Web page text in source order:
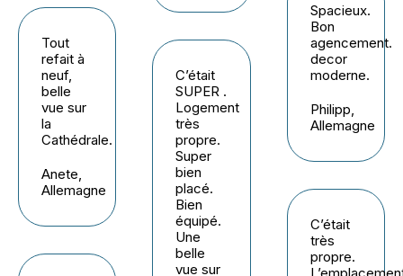
Tout
refait à
neuf,
belle
vue sur
la
Cathédrale.
Anete,
Allemagne
C’était
SUPER .
Logement
très
propre.
Super
bien
placé.
Bien
équipé.
Une
belle
vue sur
Spacieux.
Bon
agencement.
decor
moderne.
Philipp,
Allemagne
C’était
très
propre.